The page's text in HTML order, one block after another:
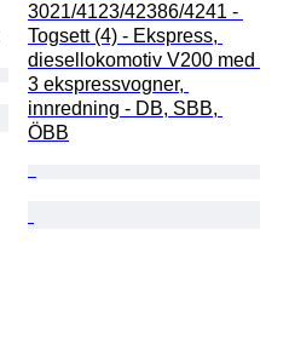
3021/4123/42386/4241 -
Togsett (4) - Ekspress,
diesellokomotiv V200 med
3 ekspressvogner,
innredning - DB, SBB,
ÖBB